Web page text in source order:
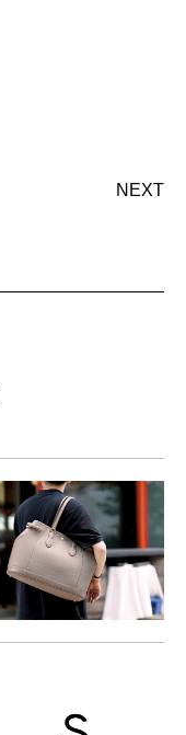
NEXT